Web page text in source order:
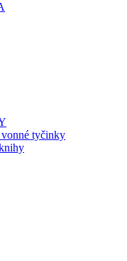
vonné tyčinky